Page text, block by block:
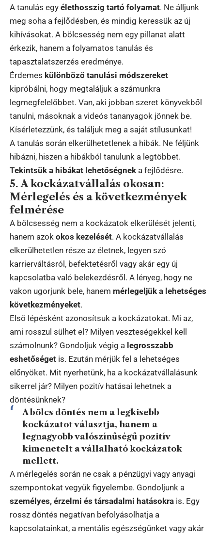
A tanulás egy élethosszig tartó folyamat. Ne álljunk
meg soha a fejlődésben, és mindig keressük az új
kihívásokat. A bölcsesség nem egy pillanat alatt
érkezik, hanem a folyamatos tanulás és
tapasztalatszerzés eredménye.
Érdemes különböző tanulási módszereket
kipróbálni, hogy megtaláljuk a számunkra
legmegfelelőbbet. Van, aki jobban szeret könyvekből
tanulni, másoknak a videós tananyagok jönnek be.
Kísérletezzünk, és találjuk meg a saját stílusunkat!
A tanulás során elkerülhetetlenek a hibák. Ne féljünk
hibázni, hiszen a hibákból tanulunk a legtöbbet.
Tekintsük a hibákat lehetőségnek a fejlődésre.
5. A kockázatvállalás okosan:
Mérlegelés és a következmények
felmérése
A bölcsesség nem a kockázatok elkerülését jelenti,
hanem azok okos kezelését. A kockázatvállalás
elkerülhetetlen része az életnek, legyen szó
karrierváltásról, befektetésről vagy akár egy új
kapcsolatba való belekezdésről. A lényeg, hogy ne
vakon ugorjunk bele, hanem mérlegeljük a lehetséges
következményeket.
Első lépésként azonosítsuk a kockázatokat. Mi az,
ami rosszul sülhet el? Milyen veszteségekkel kell
számolnunk? Gondoljuk végig a legrosszabb
eshetőséget is. Ezután mérjük fel a lehetséges
előnyöket. Mit nyerhetünk, ha a kockázatvállalásunk
sikerrel jár? Milyen pozitív hatásai lehetnek a
döntésünknek?
A bölcs döntés nem a legkisebb
kockázatot választja, hanem a
legnagyobb valószínűségű pozitív
kimenetelta vállalható kockázatok
mellett.
A mérlegelés során ne csak a pénzügyi vagy anyagi
szempontokat vegyük figyelembe. Gondoljunk a
személyes, érzelmi és társadalmi hatásokra is. Egy
rossz döntés negatívan befolyásolhatja a
kapcsolatainkat, a mentális egészségünket vagy akár